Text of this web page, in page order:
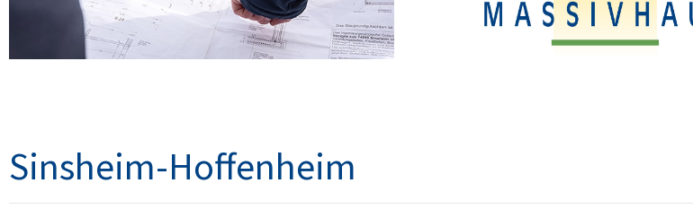
Sinsheim-Hoffenheim